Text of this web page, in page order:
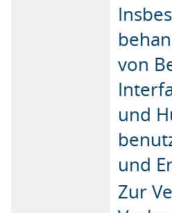
von
und
und
Zur